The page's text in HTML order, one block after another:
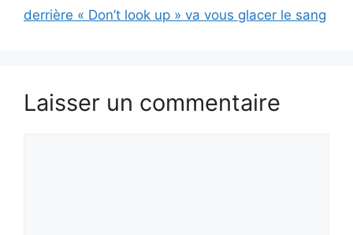
derrière « Don’t look up » va vous glacer le sang
Laisser un commentaire